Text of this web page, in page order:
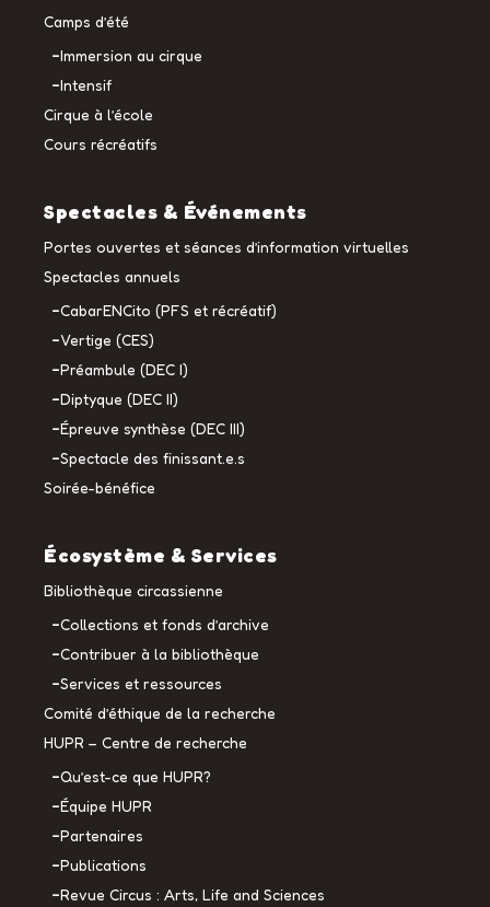
Camps d’été
Immersion au cirque
Intensif
Cirque à l’école
Cours récréatifs
Spectacles & Événements
Portes ouvertes et séances d’information virtuelles
Spectacles annuels
CabarENCito (PFS et récréatif)
Vertige (CES)
Préambule (DEC I)
Diptyque (DEC II)
Épreuve synthèse (DEC III)
Spectacle des finissant.e.s
Soirée-bénéfice
Écosystème & Services
Bibliothèque circassienne
Collections et fonds d’archive
Contribuer à la bibliothèque
Services et ressources
Comité d’éthique de la recherche
HUPR – Centre de recherche
Qu’est-ce que HUPR?
Équipe HUPR
Partenaires
Publications
Revue Circus : Arts, Life and Sciences